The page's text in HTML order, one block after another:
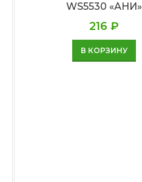
WS5530 «АНИ»
216 ₽
В КОРЗИНУ